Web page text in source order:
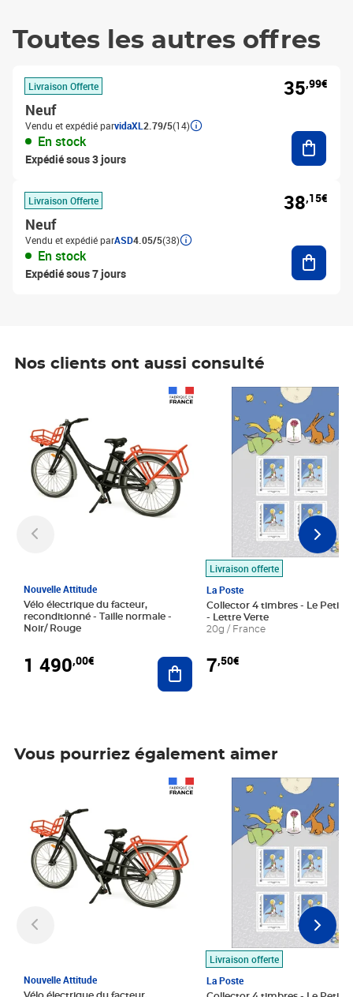
Toutes les autres offres
Livraison Offerte
Neuf
Vendu et expédié parvidaXL 2.79/5(14)
En stock
Expédié sous 3 jours
35,99€
Livraison Offerte
Neuf
Vendu et expédié parASD4.05/5(38)
En stock
Expédié sous 7 jours
38,15€
Nos clients ont aussi consulté
Nouvelle Attitude
Vélo électrique du facteur,
reconditionné - Taille normale -
Noir/ Rouge
1 490,00€ Ajouter au panier
Livraison offerte
La Poste
Collector 4 timbres - Le Petit
- Lettre Verte
20g / France
7,50€
Prix 7,50€
Vous pourriez également aimer
Nouvelle Attitude
Livraison offerte
La Poste
Prix 7,50€